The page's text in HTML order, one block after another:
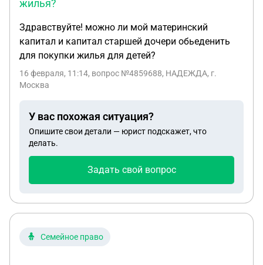
Республике и имеющее лицензию оператора
Службой финансового надзора КР. Предмет
предполагаемого договора: Оператор принимает
от физических лиц в РФ платежи в рублях в
оплату услуг Поставщика по обмену виртуальных
активов; полученные средства перечисляются
уполномоченном банке РФ; Поставщик
самостоятельно исполняет обязательства перед
плательщиками.
жилья?
Здравствуйте! можно ли мой материнский
капитал и капитал старшей дочери обьеденить
для покупки жилья для детей?
16 февраля, 11:14, вопрос №4859688, НАДЕЖДА, г.
Москва
У вас похожая ситуация?
Опишите свои детали — юрист подскажет, что
делать.
Задать свой вопрос
Семейное право